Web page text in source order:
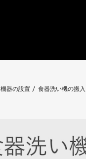
機器の設置 食器洗い機の搬